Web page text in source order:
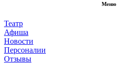
Меню
Театр
Афиша
Новости
Персоналии
Отзывы